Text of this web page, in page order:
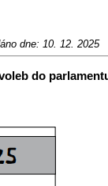
dne: 10. 12. 2025
do